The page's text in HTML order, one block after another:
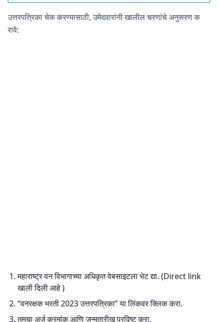
उत्तरपत्रिका चेक करण्यासाठी, उमेदवारांनी खालील चरणांचे अनुसरण क
रावे:
महाराष्ट्र वन विभागाच्या अधिकृत वेबसाइटला भेट द्या. (Direct link
खाली दिली आहे )
“वनरक्षक भरती 2023 उत्तरपत्रिका” या लिंकवर क्लिक करा.
तुमचा अर्ज क्रमांक आणि जन्मतारीख प्रविष्ट करा.